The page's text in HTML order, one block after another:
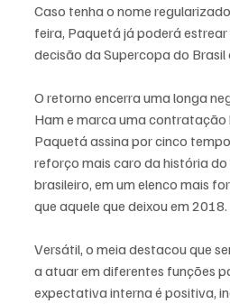
Caso tenha o nome
feira, Paquetá já poderá
decisão da Supercopa do
O retorno encerra uma longa
Ham e marca uma contratação
Paquetá assina por cinco
reforço mais caro da história
brasileiro, em um elenco mais
que aquele que deixou em 2018.
Versátil, o meia destacou que
a atuar em diferentes funções
expectativa interna é positiva,